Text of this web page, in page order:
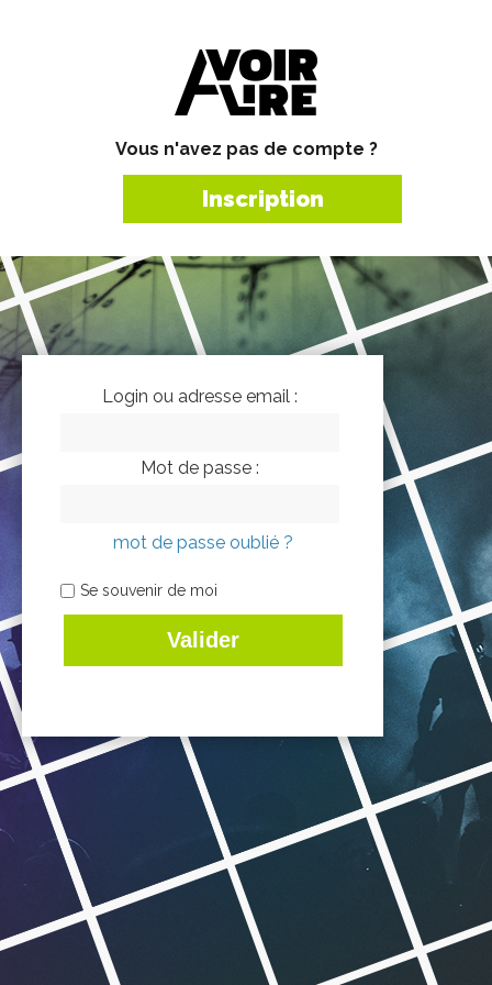
Vous n'avez pas de compte ?
Inscription
Login ou adresse email :
Mot de passe :
mot de passe oublié ?
Se souvenir de moi